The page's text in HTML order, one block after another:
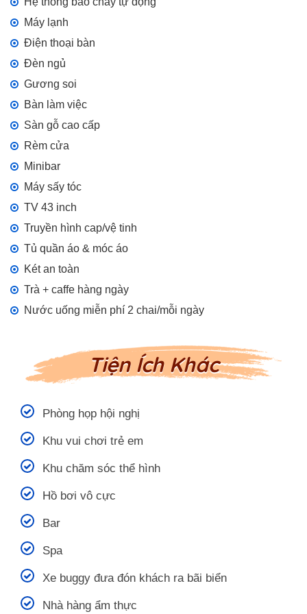
Máy lạnh
Điện thoại bàn
Đèn ngủ
Gương soi
Bàn làm việc
Sàn gỗ cao cấp
Rèm cửa
Minibar
Máy sấy tóc
TV 43 inch
Truyền hình cap/vệ tinh
Tủ quần áo & móc áo
Két an toàn
Trà + caffe hàng ngày
Nước uống miễn phí 2 chai/mỗi ngày
Tiện Ích Khác
Phòng họp hội nghị
Khu vui chơi trẻ em
Khu chăm sóc thể hình
Hồ bơi vô cực
Bar
Spa
Xe buggy đưa đón khách ra bãi biển
Nhà hàng ẩm thực